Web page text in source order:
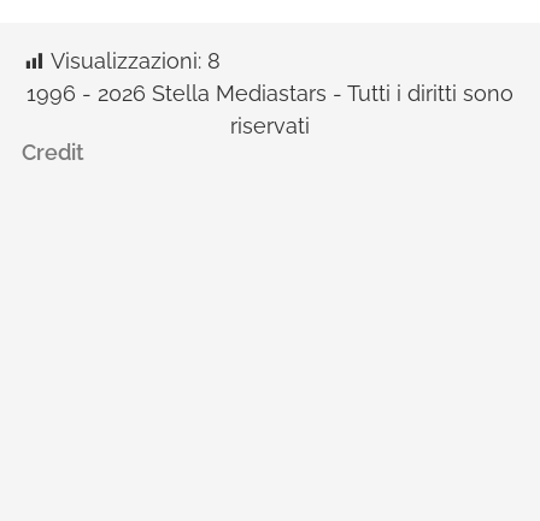
Visualizzazioni: 8
1996 - 2026 Stella Mediastars - Tutti i diritti sono
riservati
Credit